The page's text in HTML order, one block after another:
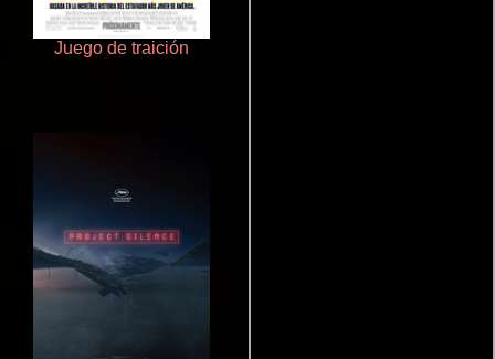
Juego de traición